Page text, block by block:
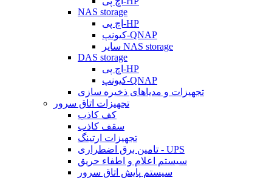
NAS storage
اچ پی-HP
کیونپ-QNAP
سایر NAS storage
DAS storage
اچ پی-HP
کیونپ-QNAP
تجهیزات و مدیاهای ذخیره سازی
تجهیزات اتاق سرور
کف کاذب
سقف کاذب
تجهیزات ارتینگ
تامین برق اضطراری - UPS
سیستم اعلام و اطفاء حریق
سیستم پایش اتاق سرور